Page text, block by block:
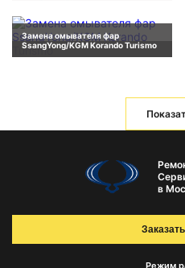
Замена омывателя фар
SsangYong/KGM Korando Turismo
в